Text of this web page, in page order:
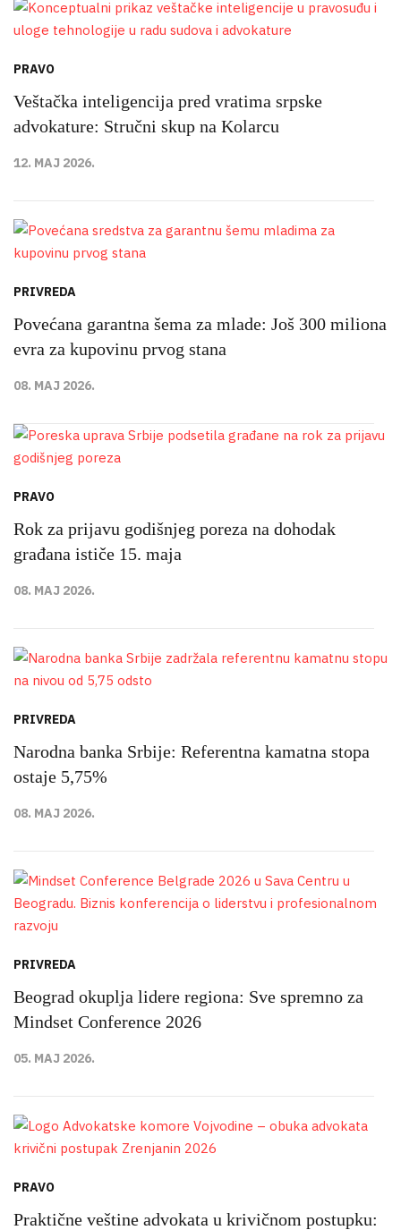
PRAVO
Veštačka inteligencija pred vratima srpske
advokature: Stručni skup na Kolarcu
12. MAJ 2026.
PRIVREDA
Povećana garantna šema za mlade: Još 300 miliona
evra za kupovinu prvog stana
08. MAJ 2026.
PRAVO
Rok za prijavu godišnjeg poreza na dohodak
građana ističe 15. maja
08. MAJ 2026.
PRIVREDA
Narodna banka Srbije: Referentna kamatna stopa
ostaje 5,75%
08. MAJ 2026.
PRIVREDA
Beograd okuplja lidere regiona: Sve spremno za
Mindset Conference 2026
05. MAJ 2026.
PRAVO
Praktične veštine advokata u krivičnom postupku: